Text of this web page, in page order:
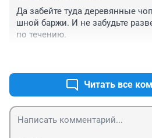
Да забейте туда деревянные
шной баржи. И не забудьте
по течению.
Читать все